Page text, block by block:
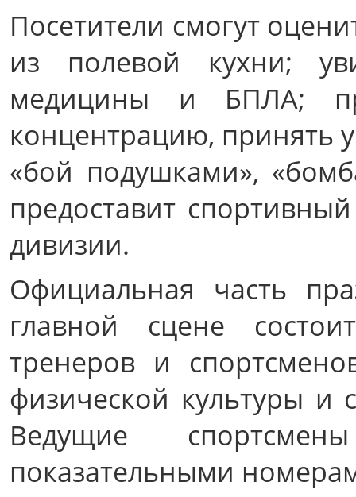
Посетители смогут
из полевой кухни;
медицины и БПЛА;
концентрацию, принять
«бой подушками»,
предоставит
дивизии.
Официальная часть
главной сцене
тренеров и
физической культуры и
Ведущие
показательными